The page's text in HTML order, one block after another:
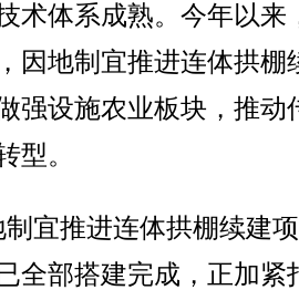
术体系成熟。今年以来
因地制宜推进连体拱棚
强设施农业板块，推动
型。
推进连体拱棚续建
全部搭建完成，正加紧